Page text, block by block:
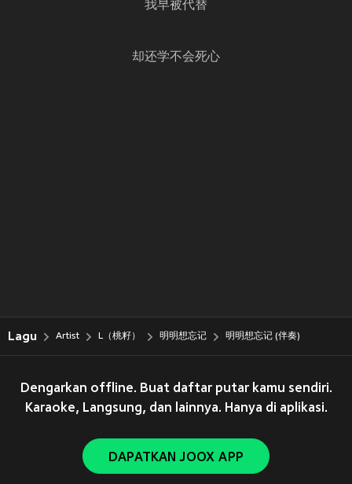
我早被代替
却还学不会死心
Lagu Artist L（桃籽） 明明想忘记 明明想忘记 (伴奏)
Dengarkan offline. Buat daftar putar kamu sendiri.
Karaoke, Langsung, dan lainnya. Hanya di aplikasi.
DAPATKAN JOOX APP